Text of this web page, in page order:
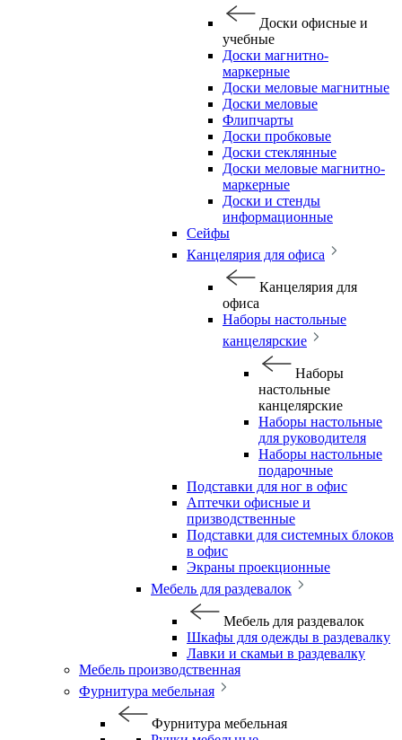
Доски офисные и
учебные
Доски магнитно-
маркерные
Доски меловые магнитные
Доски меловые
Флипчарты
Доски пробковые
Доски стеклянные
Доски меловые магнитно-
маркерные
Доски и стенды
информационные
Сейфы
Канцелярия для офиса
Канцелярия для
офиса
Наборы настольные
канцелярские
Наборы
настольные
канцелярские
Наборы настольные
для руководителя
Наборы настольные
подарочные
Подставки для ног в офис
Аптечки офисные и
призводственные
Подставки для системных блоков
в офис
Экраны проекционные
Мебель для раздевалок
Мебель для раздевалок
Шкафы для одежды в раздевалку
Лавки и скамьи в раздевалку
Мебель производственная
Фурнитура мебельная
Фурнитура мебельная